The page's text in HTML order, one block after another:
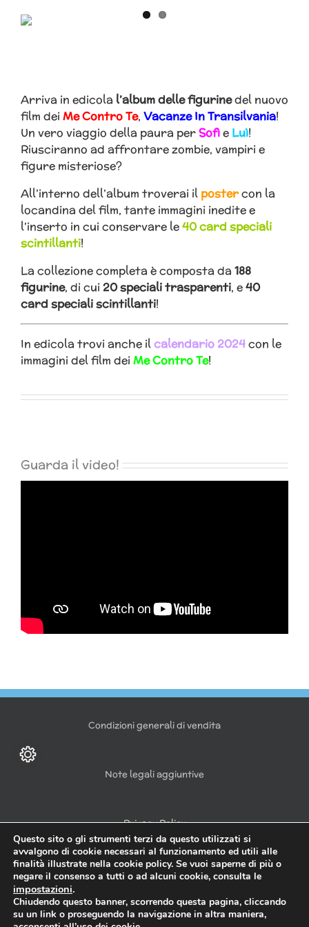
Arriva in edicola l’album delle figurinedel nuovo
film deiMe Contro Te, Vacanze In Transilvania!
Un vero viaggio della paura perSofìe Luì!
Riusciranno ad affrontare zombie, vampiri e
figure misteriose?
All’interno dell’album troverai il postercon la
locandina del film, tante immagini inedite e
l’inserto in cui conservare le40 card speciali
scintillanti!
La collezione completa è composta da 188
figurine, di cui20 speciali trasparenti, e40
card speciali scintillanti!
In edicola trovi anche ilcalendario 2024con le
immagini del film deiMe Contro Te!
Guarda il video!
Condizioni generali di vendita
Note legali aggiuntive
Privacy Policy
Copyright 2021 | © diramix s.r.l. | Bastioni di Porta Volta, 7 | 20121
Milano | servizioclienti@diramix.com | p.iva 08443730968
Questo sito o gli strumenti terzi da questo utilizzati si
avvalgono di cookie necessari al funzionamento ed utili alle
finalità illustrate nella cookie policy. Se vuoi saperne di più o
negare il consenso a tutti o ad alcuni cookie, consulta le
impostazioni.
Chiudendo questo banner, scorrendo questa pagina, cliccando
su un link o proseguendo la navigazione in altra maniera,